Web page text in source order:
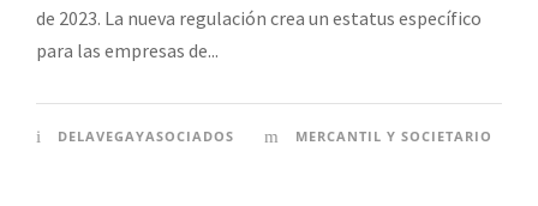
de 2023. La nueva regulación crea un estatus específico
para las empresas de...
DELAVEGAYASOCIADOS MERCANTIL Y SOCIETARIO